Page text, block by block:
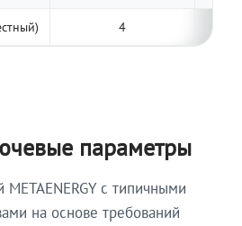
4
параметры
с типичными
на основе требований